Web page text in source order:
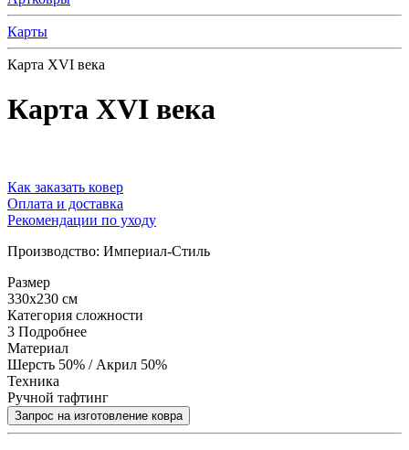
Карты
Карта XVI века
Карта XVI века
Как заказать ковер
Оплата и доставка
Рекомендации по уходу
Производство: Империал-Стиль
Размер
330x230 см
Категория сложности
3 Подробнее
Материал
Шерсть 50% / Акрил 50%
Техника
Ручной тафтинг